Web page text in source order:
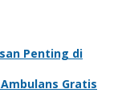
Penting di
Gratis